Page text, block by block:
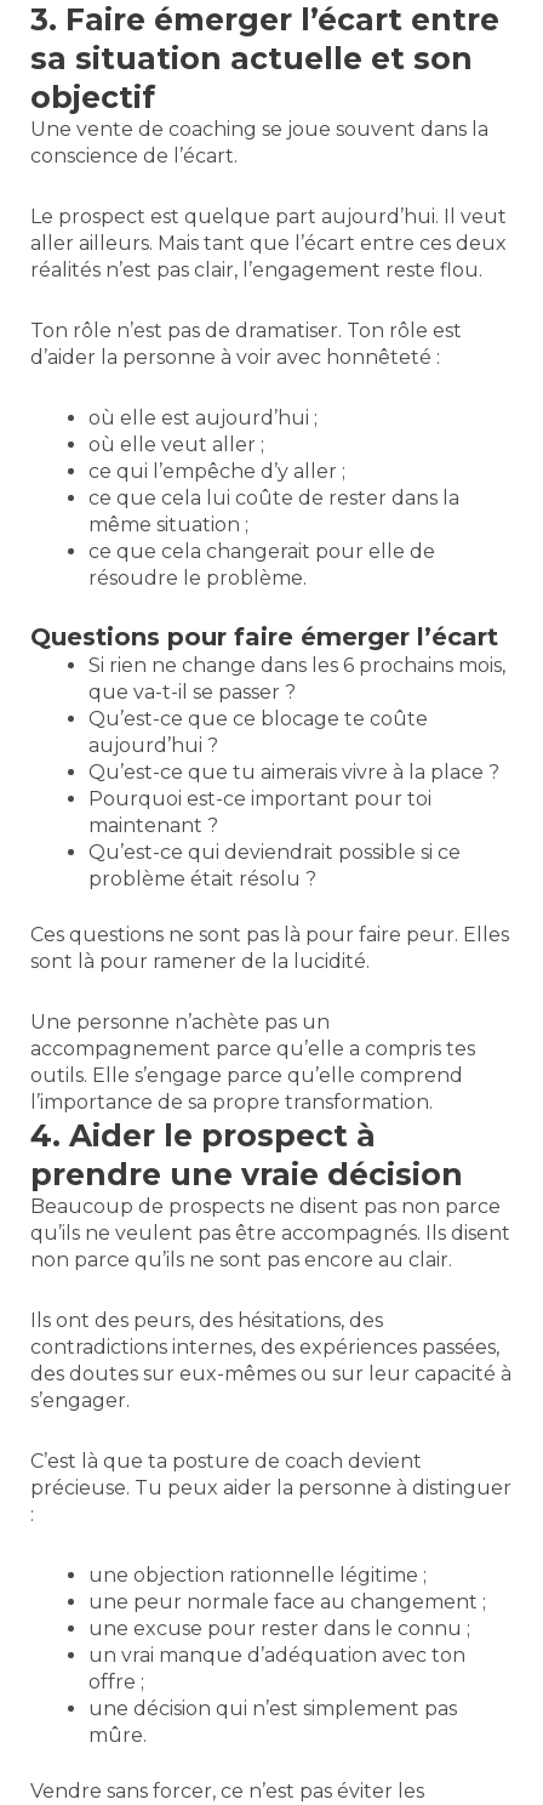
3. Faire émerger l’écart entre
sa situation actuelle et son
objectif
Une vente de coaching se joue souvent dans la
conscience de l’écart.
Le prospect est quelque part aujourd’hui. Il veut
aller ailleurs. Mais tant que l’écart entre ces deux
réalités n’est pas clair, l’engagement reste flou.
Ton rôle n’est pas de dramatiser. Ton rôle est
d’aider la personne à voir avec honnêteté :
où elle est aujourd’hui ;
où elle veut aller ;
ce qui l’empêche d’y aller ;
ce que cela lui coûte de rester dans la
même situation ;
ce que cela changerait pour elle de
résoudre le problème.
Questions pour faire émerger l’écart
Si rien ne change dans les 6 prochains mois,
que va-t-il se passer ?
Qu’est-ce que ce blocage te coûte
aujourd’hui ?
Qu’est-ce que tu aimerais vivre à la place ?
Pourquoi est-ce important pour toi
maintenant ?
Qu’est-ce qui deviendrait possible si ce
problème était résolu ?
Ces questions ne sont pas là pour faire peur. Elles
sont là pour ramener de la lucidité.
Une personne n’achète pas un
accompagnement parce qu’elle a compris tes
outils. Elle s’engage parce qu’elle comprend
l’importance de sa propre transformation.
4. Aider le prospect à
prendre une vraie décision
Beaucoup de prospects ne disent pas non parce
qu’ils ne veulent pas être accompagnés. Ils disent
non parce qu’ils ne sont pas encore au clair.
Ils ont des peurs, des hésitations, des
contradictions internes, des expériences passées,
des doutes sur eux-mêmes ou sur leur capacité à
s’engager.
C’est là que ta posture de coach devient
précieuse. Tu peux aider la personne à distinguer
:
une objection rationnelle légitime ;
une peur normale face au changement ;
une excuse pour rester dans le connu ;
un vrai manque d’adéquation avec ton
offre ;
une décision qui n’est simplement pas
mûre.
Vendre sans forcer, ce n’est pas éviter les